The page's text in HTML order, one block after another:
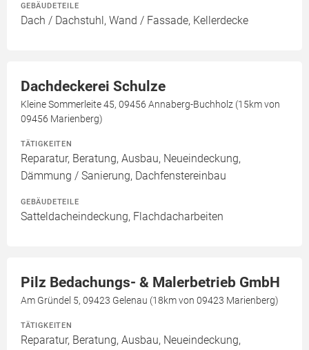
GEBÄUDETEILE
Dach / Dachstuhl, Wand / Fassade, Kellerdecke
Dachdeckerei Schulze
Kleine Sommerleite 45, 09456 Annaberg-Buchholz (15km von
09456 Marienberg)
TÄTIGKEITEN
Reparatur, Beratung, Ausbau, Neueindeckung,
Dämmung / Sanierung, Dachfenstereinbau
GEBÄUDETEILE
Satteldacheindeckung, Flachdacharbeiten
Pilz Bedachungs- & Malerbetrieb GmbH
Am Gründel 5, 09423 Gelenau (18km von 09423 Marienberg)
TÄTIGKEITEN
Reparatur, Beratung, Ausbau, Neueindeckung,